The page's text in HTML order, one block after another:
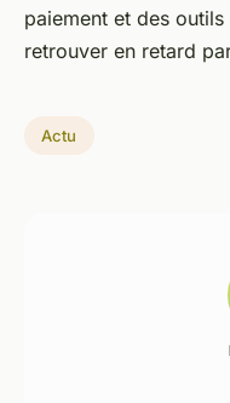
paiement et des
retrouver en retard
Actu